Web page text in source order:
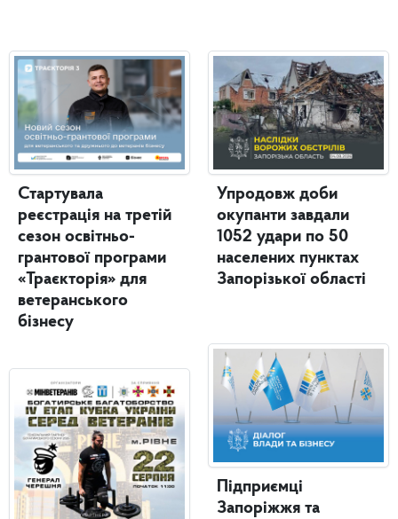
Стартувала
реєстрація на третій
сезон освітньо-
грантової програми
«Траєкторія» для
ветеранського
бізнесу
Упродовж доби
окупанти завдали
1052 удари по 50
населених пунктах
Запорізької області
Підприємці
Запоріжжя та